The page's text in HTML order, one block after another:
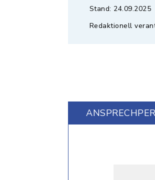
Stand: 24.09.2025
Redaktionell